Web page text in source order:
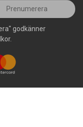
Prenumerera
godkänner